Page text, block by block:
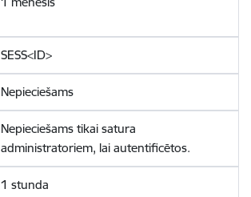
SESS<ID>
Nepieciešams
Nepieciešams tikai satura
administratoriem, lai autentificētos.
1 stunda